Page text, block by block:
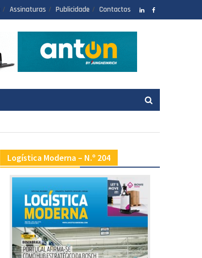
Assinaturas Publicidade Contactos
Logística Moderna – N.º 204